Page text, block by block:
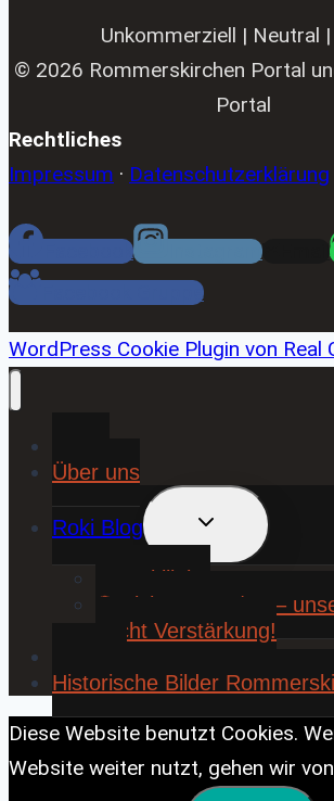
Unkommerziell | Neutral
© 2026 Rommerskirchen Portal
Portal
Rechtliches
Impressum · Datenschutzerklärung
Facebook Instagram
Facebook Gruppe
WordPress Cookie Plugin von Real
Über uns
Roki Blog
UNTERMENÜ
❤️ Rokiliebe
⚽ KickStart 25/26 –
sucht Verstärkung!
Historische Bilder
Diese Website benutzt Cookies.
Website weiter nutzt, gehen wir